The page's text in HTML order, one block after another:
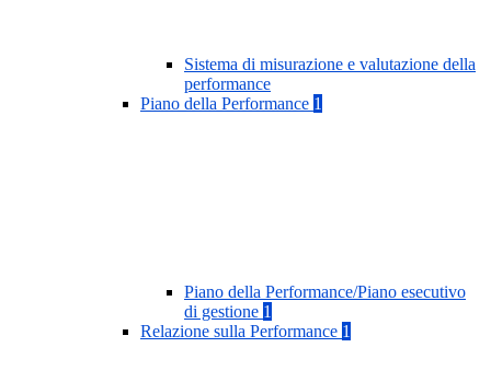
Sistema di misurazione e valutazione della
performance
Piano della Performance 1
Piano della Performance/Piano esecutivo
di gestione 1
Relazione sulla Performance 1